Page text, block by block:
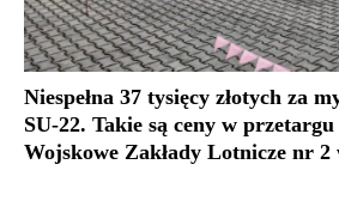
Niespełna 37 tysięcy złotych za
SU-22. Takie są ceny w przetargu
Wojskowe Zakłady Lotnicze nr 2